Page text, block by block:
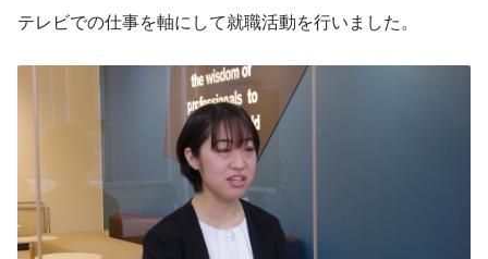
テレビでの仕事を軸にして就職活動を行いました。